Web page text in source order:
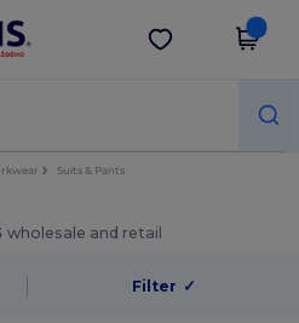
Stáhnout app
Suits & Pants
wholesale and retail
Filter ✓